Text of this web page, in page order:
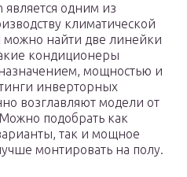
является одним из
климатической
найти две линейки
кондиционеры
мощностью и
инверторных
возглавляют модели от
подобрать как
так и мощное
монтировать на полу.